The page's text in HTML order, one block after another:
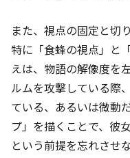
また、視点の固定と切
特に「食蜂の視点」と
えは、物語の解像度を
ルムを攻撃している際
ている、あるいは微動
プ」を描くことで、彼
という前提を忘れさせ